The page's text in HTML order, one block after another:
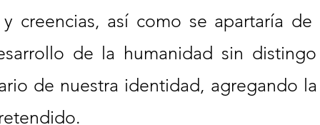
creencias, así como se apartaría
de la humanidad sin
de nuestra identidad, agregando